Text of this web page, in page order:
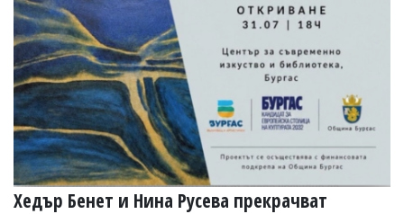
Хедър Бенет и Нина Русева прекрачват